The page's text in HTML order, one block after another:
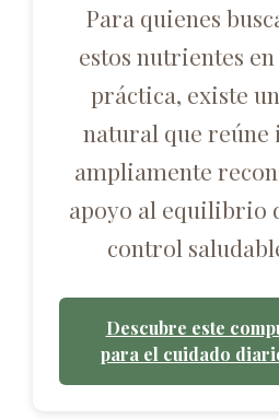
Para quienes
estos nutrientes
práctica, existe
natural que reúne
ampliamente
apoyo al equilibrio
control
Descubre este
para el cuidado